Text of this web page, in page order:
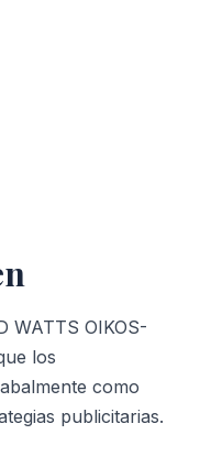
WATTS OIKOS-
los
como
publicitarias.